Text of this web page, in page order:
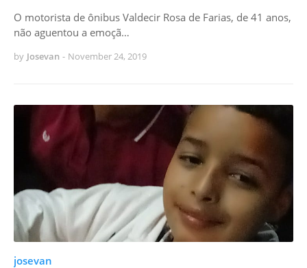
O motorista de ônibus Valdecir Rosa de Farias, de 41 anos,
não aguentou a emoçã…
by Josevan - November 24, 2019
josevan